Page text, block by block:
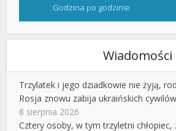
Godzina po godzinie
Wiadomości
Trzylatek i jego dziadkowie nie żyją,
Rosja znowu zabija ukraińskich cywilów
8 sierpnia 2026
Cztery osoby, w tym trzyletni chłopiec,